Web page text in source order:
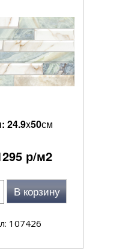
24.9x50см
р/м2
В корзину
107426